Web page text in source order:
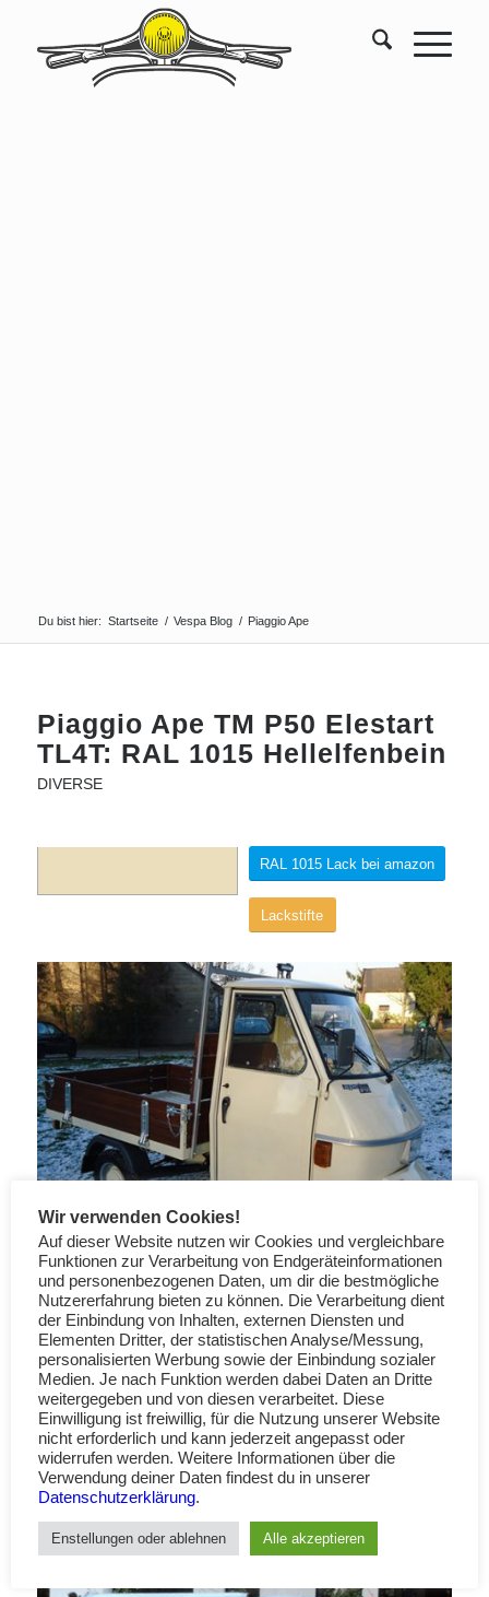
Du bist hier: Startseite / Vespa Blog / Piaggio Ape
Piaggio Ape TM P50 Elestart
TL4T: RAL 1015 Hellelfenbein
DIVERSE
RAL 1015 Lack bei amazon
Lackstifte
Weiterlesen
Piaggio Ape: Ice Blu 215/A
DIVERSE
Lack Anfrage und Bestellung
Wir verwenden Cookies!
Auf dieser Website nutzen wir Cookies und vergleichbare
Funktionen zur Verarbeitung von Endgeräteinformationen
und personenbezogenen Daten, um dir die bestmögliche
Nutzererfahrung bieten zu können. Die Verarbeitung dient
der Einbindung von Inhalten, externen Diensten und
Elementen Dritter, der statistischen Analyse/Messung,
personalisierten Werbung sowie der Einbindung sozialer
Medien. Je nach Funktion werden dabei Daten an Dritte
weitergegeben und von diesen verarbeitet. Diese
Einwilligung ist freiwillig, für die Nutzung unserer Website
nicht erforderlich und kann jederzeit angepasst oder
widerrufen werden. Weitere Informationen über die
Verwendung deiner Daten findest du in unserer
Datenschutzerklärung.
Enstellungen oder ablehnen Alle akzeptieren